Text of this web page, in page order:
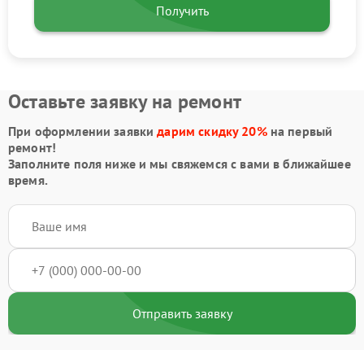
Получить
Оставьте заявку на ремонт
При оформлении заявкидарим скидку 20%на первый
ремонт!
Заполните поля ниже и мы свяжемся с вами в ближайшее
время.
Отправить заявку